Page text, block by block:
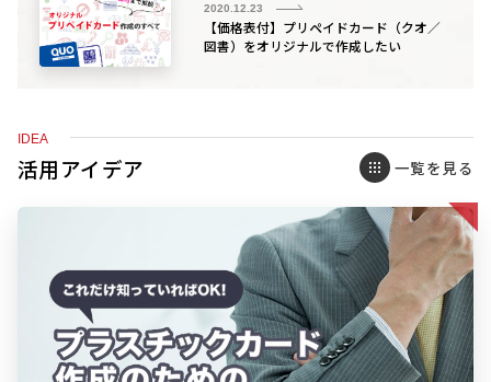
2020.12.23
【価格表付】プリペイドカード（クオ／
図書）をオリジナルで作成したい
IDEA
活用アイデア 一覧を見る